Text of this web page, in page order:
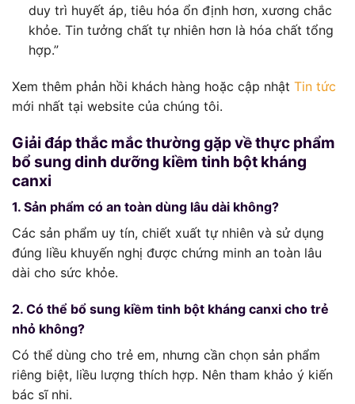
duy trì huyết áp, tiêu hóa ổn định hơn, xương chắc
khỏe. Tin tưởng chất tự nhiên hơn là hóa chất tổng
hợp.”
Xem thêm phản hồi khách hàng hoặc cập nhật Tin tức
mới nhất tại website của chúng tôi.
Giải đáp thắc mắc thường gặp về thực phẩm
bổ sung dinh dưỡng kiềm tinh bột kháng
canxi
1. Sản phẩm có an toàn dùng lâu dài không?
Các sản phẩm uy tín, chiết xuất tự nhiên và sử dụng
đúng liều khuyến nghị được chứng minh an toàn lâu
dài cho sức khỏe.
2. Có thể bổ sung kiềm tinh bột kháng canxi cho trẻ
nhỏ không?
Có thể dùng cho trẻ em, nhưng cần chọn sản phẩm
riêng biệt, liều lượng thích hợp. Nên tham khảo ý kiến
bác sĩ nhi.